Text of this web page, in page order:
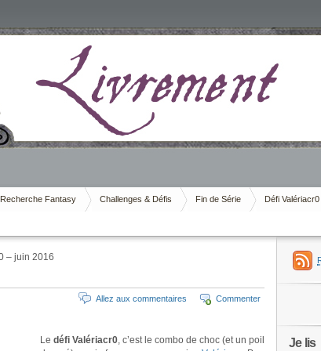
Recherche Fantasy Challenges & Défis Fin de Série Défi Valériacr0
– juin 2016
Commenter
Allez aux commentaires
Le défi Valériacr0, c’est le combo de choc (et un poil
Je lis